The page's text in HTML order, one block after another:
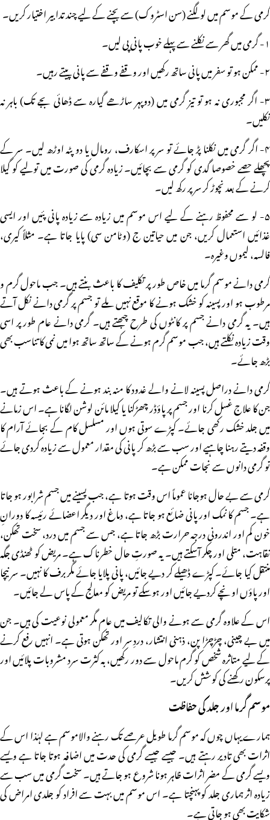
گرمی کے موسم میں لو لگنے (سن اسٹروک) سے بچنے کے لیے چند تدابیر اختیار کریں۔
۱- گرمی میں گھر سے نکلنے سے پہلے خوب پانی پی لیں۔
۲- ممکن ہو تو سفر میں پانی ساتھ رکھیں اور وقفے وقفے سے پانی پیتے رہیں۔
۳- اگر مجبوری نہ ہو تو تیز گرمی میں (دوپہر ساڑھے گیارہ سے ڈھائی بجے تک) باہر نہ
نکلیں۔
۴- اگر گرمی میں نکلنا پڑ جائے تو سر پر اسکارف، رومال یا دو پٹہ اوڑھ لیں۔ سر کے
پچھلے حصے خصوصا گدی کو گرمی سے بچائیں۔ زیادہ گرمی کی صورت میں تولیے کو گیلا
کرنے کے بعد نچوڑ کر سر پر رکھ لیں۔
۵- لو سے محفوظ رہنے کے لیے اس موسم میں زیادہ سے زیادہ پانی پئیں اور ایسی
غذائیں استعمال کریں، جن میں حیاتین ج (وٹامن سی) پایا جاتا ہے۔ مثلاً کیری،
فالسہ، لیموں وغیرہ۔
گرمی دانے موسم گرما میں خاص طور پر تکلیف کا باعث بنتے ہیں۔ جب ماحول گرم و
مرطوب ہو اور پسینہ کو خشک ہونے کا موقع نہیں ملے تو جسم پر گرمی دانے نکل آتے
ہیں۔ یہ گرمی دانے جسم پر کانٹوں کی طرح چبھتے ہیں۔ گرمی دانے عام طور پر اسی
وقت زیادہ نکلتے ہیں، جب موسم گرم ہونے کے ساتھ ساتھ ہوا میں نمی کا تناسب بھی
بڑھ جائے۔
گرمی دانے دراصل پسینہ لانے والے غدود کا منہ بند ہونے کے باعث ہوتے ہیں۔
جن کا علاج غسل کرنا اور جسم پر پاؤڈر چھڑکنا یا کیلا مائن لوشن لگانا ہے۔ اس زمانے
میں جلد خشک رکھی جائے۔ کپڑے سوتی ہوں اور مسلسل کام کے بجائے آرام کا
وقفہ دیتے رہنا چاہیے اور سب سے بڑھ کر پانی کی مقدار معمول سے زیادہ کردی جائے
تو گرمی دانوں سے نجات ممکن ہے۔
گرمی سے بے حال ہوجانا عموماً اس وقت ہوتا ہے، جب پسینے میں جسم شرابور ہو جاتا
ہے۔ جسم کا نمک اور پانی ضائع ہو جاتا ہے، دماغ اور دیگر اعضائے رئیسہ کا دورانِ
خون کم اور اندرونی درجہ حرارت بڑھ جاتا ہے، جس سے جسم میں درد، سخت تھکن،
نقاہت، متلی اور چکر آسکتے ہیں۔ یہ صورتِ حال خطرناک ہے۔ مریض کو ٹھنڈی جگہ
منتقل کیا جائے۔ کپڑے ڈھیلے کر دیے جائیں، پانی پلایا جائے مگر برف کا نہیں۔ سر نیچا
اور پاؤں اونچے کردیے جائیں اور ہوسکے تو مریض کو معالج کے پاس لے جائیں۔
اس کے علاوہ گرمی سے ہونے والی تکالیف میں عام مگر معمولی نوعیت کی ہیں۔ جن
میں بے چینی، چڑچڑا پن، ذہنی انتشار، دردِ سر اور تھکن ہوتی ہے۔ انہیں رفع کرنے
کے لیے متاثرہ شخص کو گرم ماحول سے دور رکھیں، بہ کثرت سرد مشروبات پلائیں اور
پرسکون رکھنے کی کوشش کریں۔
موسم گرما اور جلد کی حفاظت
ہمارے یہاں چوں کہ موسم گرما طویل عرصے تک رہنے والاموسم ہے لہٰذا اس کے
اثرات بھی تادیر رہتے ہیں۔ جیسے جیسے گرمی کی حدت میں اضافہ ہوتا جاتا ہے ویسے
ویسے گرمی کے مضر اثرات ظاہر ہونا شروع ہو جاتے ہیں۔ سخت گرمی میں سب سے
زیادہ اثر ہماری جلد کو پہنچتا ہے۔ اس موسم میں بہت سے افراد کو جلدی امراض کی
شکایت بھی ہو جاتی ہے۔